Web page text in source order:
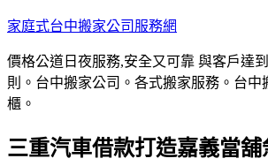
跳
主
要
內
家庭式台中搬家公司服務網
價格公道日夜服務,安全又可靠 與客戶達
則。台中搬家公司。各式搬家服務。台中
櫃。
三重汽車借款打造嘉義當